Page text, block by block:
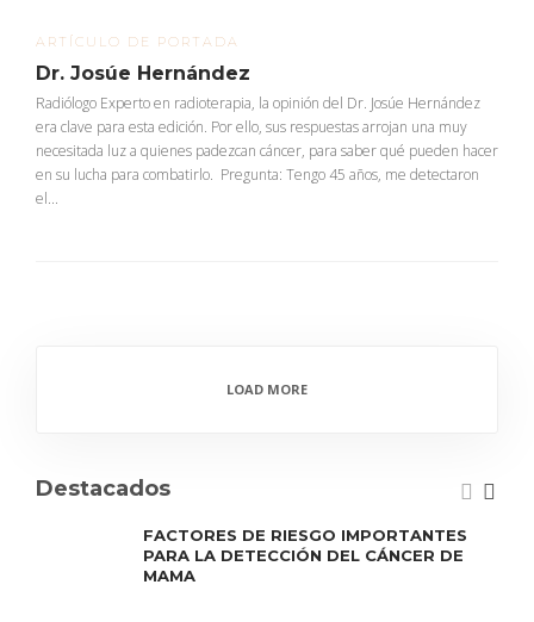
ARTÍCULO DE PORTADA
Dr. Josúe Hernández
Radiólogo Experto en radioterapia, la opinión del Dr. Josúe Hernández
era clave para esta edición. Por ello, sus respuestas arrojan una muy
necesitada luz a quienes padezcan cáncer, para saber qué pueden hacer
en su lucha para combatirlo. Pregunta: Tengo 45 años, me detectaron
el...
LOAD MORE
Destacados
FACTORES DE RIESGO IMPORTANTES
PARA LA DETECCIÓN DEL CÁNCER DE
MAMA